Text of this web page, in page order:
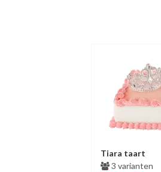
Tiara taart
3 varianten